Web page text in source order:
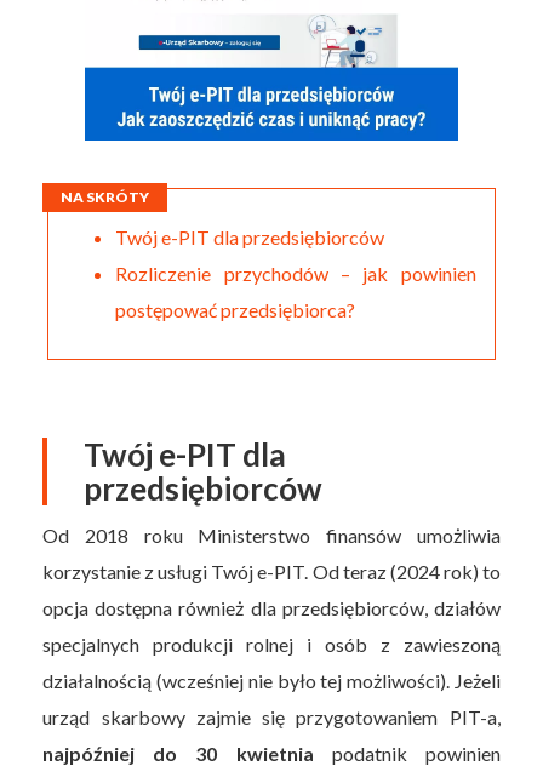
NA SKRÓTY
Twój e-PIT dla przedsiębiorców
Rozliczenie przychodów – jak powinien
postępować przedsiębiorca?
Twój e-PIT dla
przedsiębiorców
Od 2018 roku Ministerstwo finansów umożliwia
korzystanie z usługi Twój e-PIT. Od teraz (2024 rok) to
opcja dostępna również dla przedsiębiorców, działów
specjalnych produkcji rolnej i osób z zawieszoną
działalnością (wcześniej nie było tej możliwości). Jeżeli
urząd skarbowy zajmie się przygotowaniem PIT-a,
najpóźniej do 30 kwietnia podatnik powinien